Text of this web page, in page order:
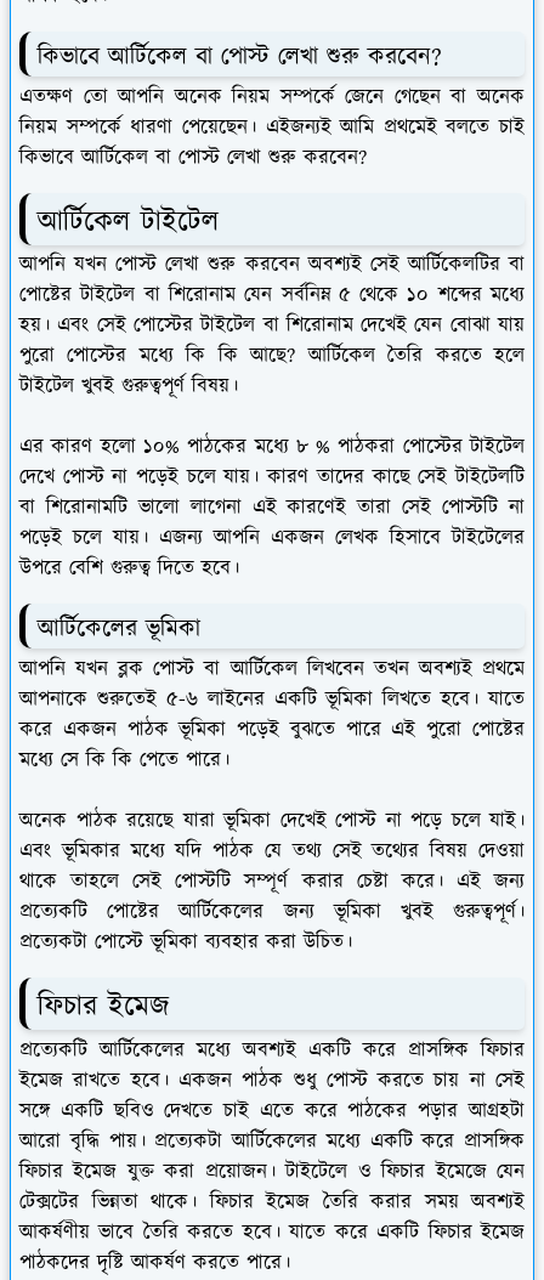
কিভাবে আর্টিকেল বা পোস্ট লেখা শুরু করবেন?
এতক্ষণ তো আপনি অনেক নিয়ম সম্পর্কে জেনে গেছেন বা অনেক
নিয়ম সম্পর্কে ধারণা পেয়েছেন। এইজন্যই আমি প্রথমেই বলতে চাই
কিভাবে আর্টিকেল বা পোস্ট লেখা শুরু করবেন?
আর্টিকেল টাইটেল
আপনি যখন পোস্ট লেখা শুরু করবেন অবশ্যই সেই আর্টিকেলটির বা
পোষ্টের টাইটেল বা শিরোনাম যেন সর্বনিম্ন ৫ থেকে ১০ শব্দের মধ্যে
হয়। এবং সেই পোস্টের টাইটেল বা শিরোনাম দেখেই যেন বোঝা যায়
পুরো পোস্টের মধ্যে কি কি আছে? আর্টিকেল তৈরি করতে হলে
টাইটেল খুবই গুরুত্বপূর্ণ বিষয়।
এর কারণ হলো ১০% পাঠকের মধ্যে ৮ % পাঠকরা পোস্টের টাইটেল
দেখে পোস্ট না পড়েই চলে যায়। কারণ তাদের কাছে সেই টাইটেলটি
বা শিরোনামটি ভালো লাগেনা এই কারণেই তারা সেই পোস্টটি না
পড়েই চলে যায়। এজন্য আপনি একজন লেখক হিসাবে টাইটেলের
উপরে বেশি গুরুত্ব দিতে হবে।
আর্টিকেলের ভূমিকা
আপনি যখন ব্লক পোস্ট বা আর্টিকেল লিখবেন তখন অবশ্যই প্রথমে
আপনাকে শুরুতেই ৫-৬ লাইনের একটি ভূমিকা লিখতে হবে। যাতে
করে একজন পাঠক ভূমিকা পড়েই বুঝতে পারে এই পুরো পোষ্টের
মধ্যে সে কি কি পেতে পারে।
অনেক পাঠক রয়েছে যারা ভূমিকা দেখেই পোস্ট না পড়ে চলে যাই।
এবং ভূমিকার মধ্যে যদি পাঠক যে তথ্য সেই তথ্যের বিষয় দেওয়া
থাকে তাহলে সেই পোস্টটি সম্পূর্ণ করার চেষ্টা করে। এই জন্য
প্রত্যেকটি পোষ্টের আর্টিকেলের জন্য ভূমিকা খুবই গুরুত্বপূর্ণ।
প্রত্যেকটা পোস্টে ভূমিকা ব্যবহার করা উচিত।
ফিচার ইমেজ
প্রত্যেকটি আর্টিকেলের মধ্যে অবশ্যই একটি করে প্রাসঙ্গিক ফিচার
ইমেজ রাখতে হবে। একজন পাঠক শুধু পোস্ট করতে চায় না সেই
সঙ্গে একটি ছবিও দেখতে চাই এতে করে পাঠকের পড়ার আগ্রহটা
আরো বৃদ্ধি পায়। প্রত্যেকটা আর্টিকেলের মধ্যে একটি করে প্রাসঙ্গিক
ফিচার ইমেজ যুক্ত করা প্রয়োজন। টাইটেলে ও ফিচার ইমেজে যেন
টেক্সটের ভিন্নতা থাকে। ফিচার ইমেজ তৈরি করার সময় অবশ্যই
আকর্ষণীয় ভাবে তৈরি করতে হবে। যাতে করে একটি ফিচার ইমেজ
পাঠকদের দৃষ্টি আকর্ষণ করতে পারে।